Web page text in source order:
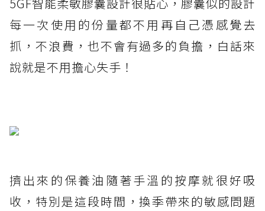
5GF智能柔敏膠囊設計很貼心，膠囊似的設計
每一次使用的份量都不用再自己憑感覺去
抓，不浪費，也不會有過多的負擔，白話來
說就是不用擔心失手！
擠出來的保養油隨著手溫的按摩就很好吸
收，特別是這段時間，換季帶來的敏感問題